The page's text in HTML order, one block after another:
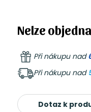
Nelze
Při nákupu nad
Při nákupu nad
Dotaz k